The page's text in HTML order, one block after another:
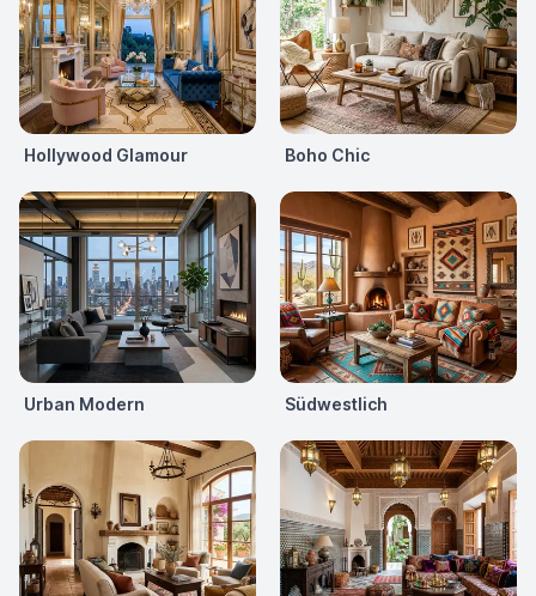
Hollywood Glamour Boho Chic
Urban Modern Südwestlich